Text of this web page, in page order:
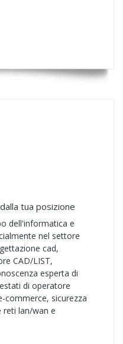
tua posizione
dell'informatica e
nel settore
cad,
CAD/LIST,
esperta di
di operatore
commerce, sicurezza
lan/wan e